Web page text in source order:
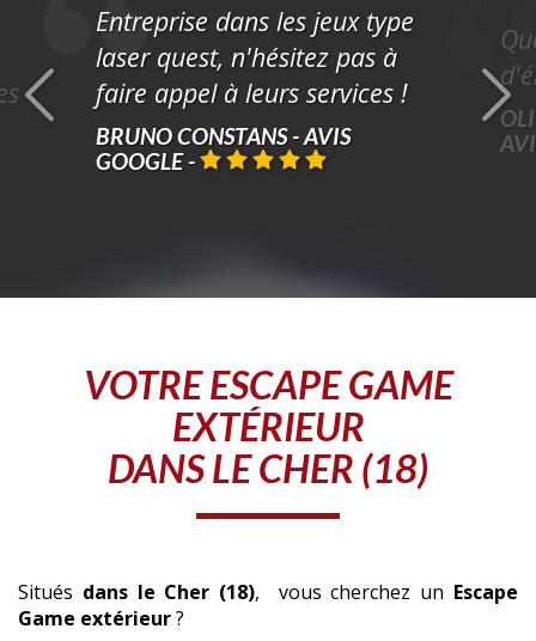
Entreprise dans les jeux type
laser quest, n'hésitez pas à
faire appel à leurs services !
BRUNO CONSTANS - AVIS
GOOGLE -
VOTREESCAPE GAME
EXTÉRIEUR
DANS LE CHER (18)
Situés dans le Cher (18), vous cherchez un Escape
Game extérieur?